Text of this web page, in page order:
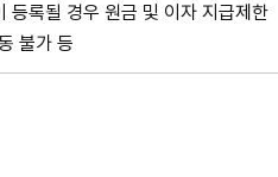
등록될 경우 원금 및 이자 지급제한
불가 등